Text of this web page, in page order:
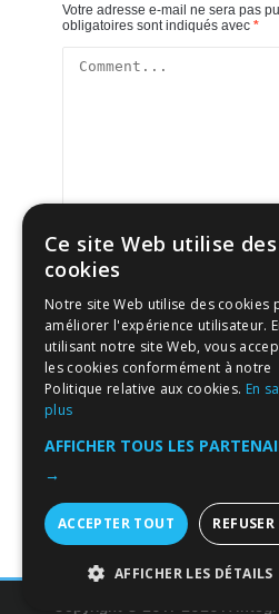
Votre adresse e-mail ne sera pas
obligatoires sont indiqués avec *
Enregistrer mon nom, mon e-mail
navigateur pour mon prochain
Ce site Web utilise des
cookies
Notre site Web utilise des cookies
améliorer l'expérience utilisateur.
utilisant notre site Web, vous
les cookies conformément à notre
Politique relative aux cookies. En
plus
AFFICHER TOUS LES
→
ACCEPTER TOUT
AFFICHER LES DÉTAILS